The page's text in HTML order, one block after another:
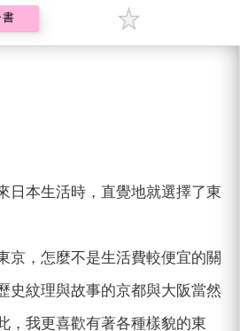
書
日本生活時，直覺地就選擇了東
京，怎麼不是生活費較便宜的關
史紋理與故事的京都與大阪當然
，我更喜歡有著各種樣貌的東